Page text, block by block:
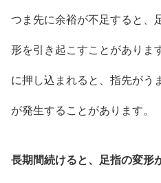
つま先に余裕が不足すると、
形を引き起こすことがありま
に押し込まれると、指先がう
が発生することがあります。
長期間続けると、足指の変形